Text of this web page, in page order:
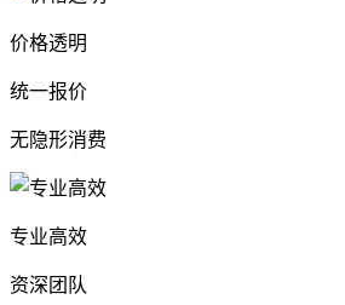
价格透明
统一报价
无隐形消费
专业高效
资深团队